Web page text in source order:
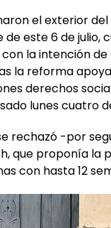
el exterior
de este 6 de julio,
la intención
la reforma
derechos
lunes cuatro
rechazó -por
que proponía
con hasta 12